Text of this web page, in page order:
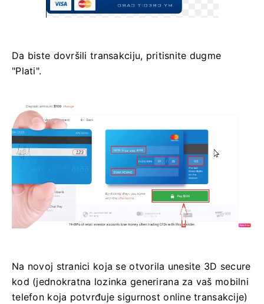
Da biste dovršili transakciju, pritisnite dugme
"Plati".
Na novoj stranici koja se otvorila unesite 3D secure
kod (jednokratna lozinka generirana za vaš mobilni
telefon koja potvrđuje sigurnost online transakcije)